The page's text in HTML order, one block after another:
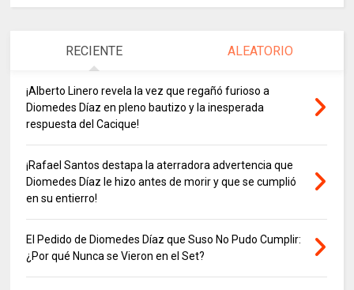
RECIENTE ALEATORIO
¡Alberto Linero revela la vez que regañó furioso a
Diomedes Díaz en pleno bautizo y la inesperada
respuesta del Cacique!
¡Rafael Santos destapa la aterradora advertencia que
Diomedes Díaz le hizo antes de morir y que se cumplió
en su entierro!
El Pedido de Diomedes Díaz que Suso No Pudo Cumplir:
¿Por qué Nunca se Vieron en el Set?